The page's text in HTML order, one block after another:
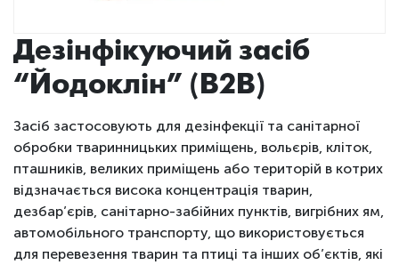
Дезінфікуючий засіб
“Йодоклін” (B2B)
Засіб застосовують для дезінфекції та санітарної
обробки тваринницьких приміщень, вольєрів, кліток,
пташників, великих приміщень або територій в котрих
відзначається висока концентрація тварин,
дезбар’єрів, санітарно-забійних пунктів, вигрібних ям,
автомобільного транспорту, що використовується
для перевезення тварин та птиці та інших об’єктів, які